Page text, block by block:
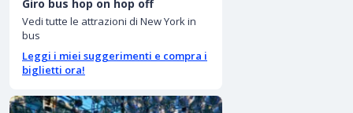
Giro bus hop on hop off
Vedi tutte le attrazioni di New York in
bus
Leggi i miei suggerimenti e compra i
biglietti ora!